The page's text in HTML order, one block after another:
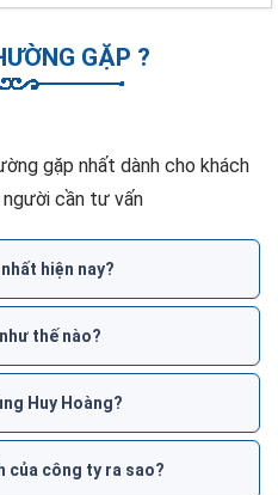
GẶP ?
gặp nhất dành cho khách
người cần tư vấn
hiện nay?
thế nào?
Huy Hoàng?
của công ty ra sao?